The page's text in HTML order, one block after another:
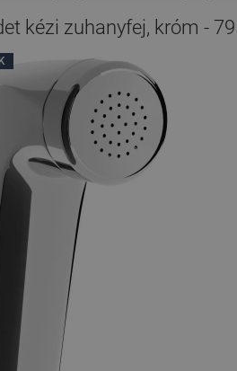
kézi zuhanyfej, króm -